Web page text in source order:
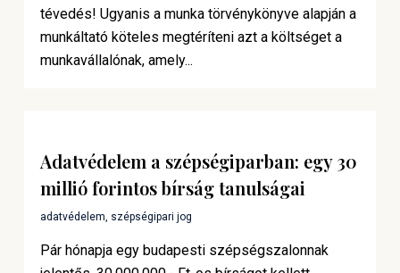
tévedés! Ugyanis a munka törvénykönyve alapján a
munkáltató köteles megtéríteni azt a költséget a
munkavállalónak, amely...
Adatvédelem a szépségiparban: egy 30
millió forintos bírság tanulságai
adatvédelem, szépségipari jog
Pár hónapja egy budapesti szépségszalonnak